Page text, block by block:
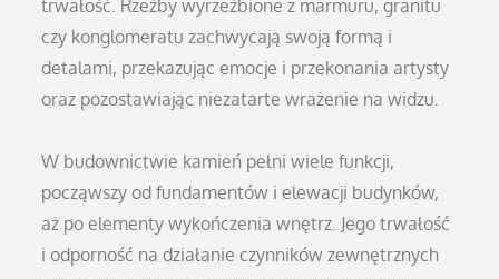
trwałość. Rzeźby wyrzeźbione z marmuru, granitu
czy konglomeratu zachwycają swoją formą i
detalami, przekazując emocje i przekonania artysty
oraz pozostawiając niezatarte wrażenie na widzu.
W budownictwie kamień pełni wiele funkcji,
począwszy od fundamentów i elewacji budynków,
aż po elementy wykończenia wnętrz. Jego trwałość
i odporność na działanie czynników zewnętrznych